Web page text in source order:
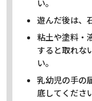
い。
遊んだ後は、
粘土や塗料・
すると取れな
い。
乳幼児の手の
底してくださ